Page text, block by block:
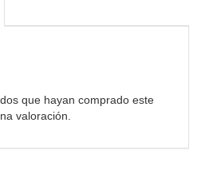
que hayan comprado este
valoración.